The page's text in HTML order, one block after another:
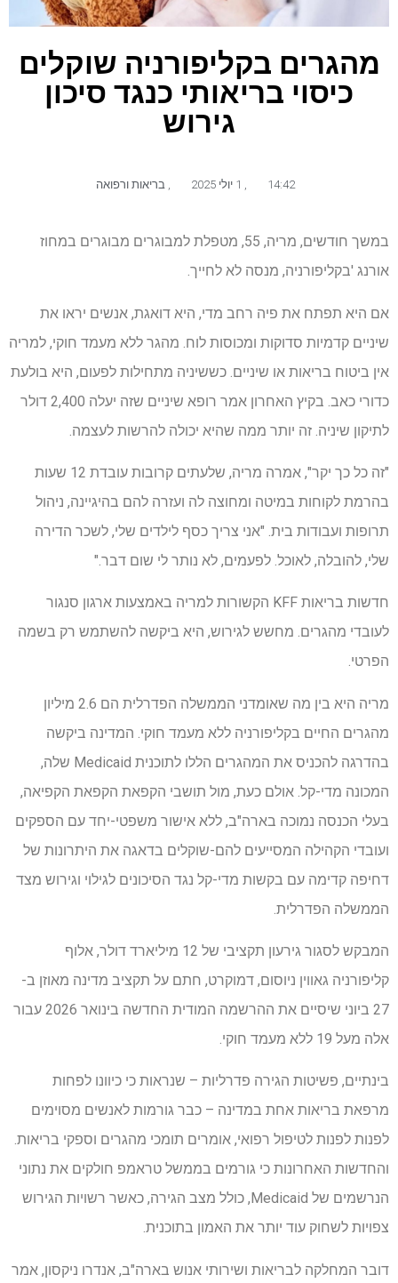
מהגרים בקליפורניה שוקלים
כיסוי בריאותי כנגד סיכון
גירוש
14:42 בריאות ורפואה
במשך חודשים, מריה, 55, מטפלת למבוגרים מבוגרים במחוז
אורנג 'בקליפורניה, מנסה לא לחייך.
אם היא תפתח את פיה רחב מדי, היא דואגת, אנשים יראו את
שיניים קדמיות סדוקות ומכוסות לוח. מהגר ללא מעמד חוקי, למריה
אין ביטוח בריאות או שיניים. כששיניה מתחילות לפעום, היא בולעת
כדורי כאב. בקיץ האחרון אמר רופא שיניים שזה יעלה 2,400 דולר
לתיקון שיניה. זה יותר ממה שהיא יכולה להרשות לעצמה.
"זה כל כך יקר", אמרה מריה, שלעתים קרובות עובדת 12 שעות
בהרמת לקוחות במיטה ומחוצה לה ועזרה להם בהיגיינה, ניהול
תרופות ועבודות בית. "אני צריך כסף לילדים שלי, לשכר הדירה
שלי, להובלה, לאוכל. לפעמים, לא נותר לי שום דבר."
חדשות בריאות KFF הקשורות למריה באמצעות ארגון סנגור
לעובדי מהגרים. מחשש לגירוש, היא ביקשה להשתמש רק בשמה
הפרטי.
מריה היא בין מה שאומדני הממשלה הפדרלית הם 2.6 מיליון
מהגרים החיים בקליפורניה ללא מעמד חוקי. המדינה ביקשה
בהדרגה להכניס את המהגרים הללו לתוכנית Medicaid שלה,
המכונה מדי-קל. אולם כעת, מול תושבי הקפאת הקפאת הקפיאה,
בעלי הכנסה נמוכה בארה"ב, ללא אישור משפטי-יחד עם הספקים
ועובדי הקהילה המסייעים להם-שוקלים בדאגה את היתרונות של
דחיפה קדימה עם בקשות מדי-קל נגד הסיכונים לגילוי וגירוש מצד
הממשלה הפדרלית.
המבקש לסגור גירעון תקציבי של 12 מיליארד דולר, אלוף
קליפורניה גאווין ניוסום, דמוקרט, חתם על תקציב מדינה מאוזן ב-
27 ביוני שיסיים את ההרשמה המודית החדשה בינואר 2026 עבור
אלה מעל 19 ללא מעמד חוקי.
בינתיים, פשיטות הגירה פדרליות – שנראות כי כיוונו לפחות
מרפאת בריאות אחת במדינה – כבר גורמות לאנשים מסוימים
לפנות לפנות לטיפול רפואי, אומרים תומכי מהגרים וספקי בריאות.
והחדשות האחרונות כי גורמים בממשל טראמפ חולקים את נתוני
הנרשמים של Medicaid, כולל מצב הגירה, כאשר רשויות הגירוש
צפויות לשחוק עוד יותר את האמון בתוכנית.
דובר המחלקה לבריאות ושירותי אנוש בארה"ב, אנדרו ניקסון, אמר